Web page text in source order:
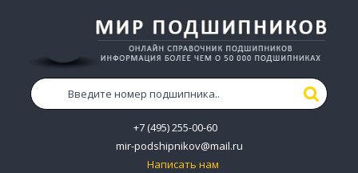
+7 (495) 255-00-60
mir-podshipnikov@mail.ru
Написать нам